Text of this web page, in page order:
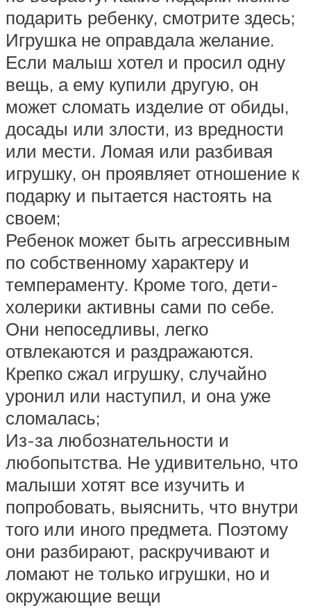
подарить ребенку, смотрите здесь;
Игрушка не оправдала желание.
Если малыш хотел и просил одну
вещь, а ему купили другую, он
может сломать изделие от обиды,
досады или злости, из вредности
или мести. Ломая или разбивая
игрушку, он проявляет отношение к
подарку и пытается настоять на
своем;
Ребенок может быть агрессивным
по собственному характеру и
темпераменту. Кроме того, дети-
холерики активны сами по себе.
Они непоседливы, легко
отвлекаются и раздражаются.
Крепко сжал игрушку, случайно
уронил или наступил, и она уже
сломалась;
Из-за любознательности и
любопытства. Не удивительно, что
малыши хотят все изучить и
попробовать, выяснить, что внутри
того или иного предмета. Поэтому
они разбирают, раскручивают и
ломают не только игрушки, но и
окружающие вещи